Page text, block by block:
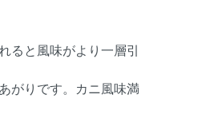
ると風味がより一層引
がりです。カニ風味満